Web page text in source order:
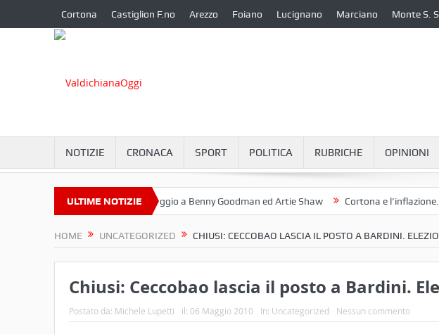
Cortona Castiglion F.no Arezzo Foiano Lucignano Marciano Monte S.
NOTIZIE CRONACA SPORT POLITICA RUBRICHE OPINIONI
ULTIME NOTIZIE
a Camucia? Omaggio a Benny Goodman ed Artie Shaw Cortona e l’inflazione…
HOME UNCATEGORIZED CHIUSI: CECCOBAO LASCIA IL POSTO A BARDINI.
Chiusi: Ceccobao lascia il posto a Bardini.
Postato da: Michele Lupetti il: 06 Maggio 2010 In: Uncategorized Nessun commento